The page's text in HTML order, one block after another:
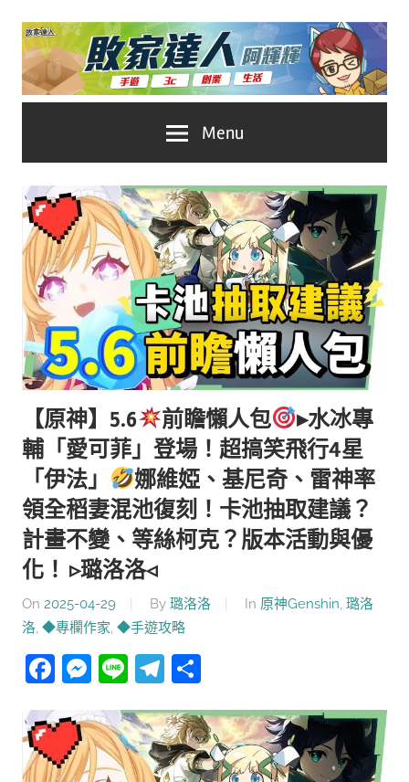
Skip
content
家
達
人
推
薦
No.1
遊
戲
科
技
自
媒
體。
Menu
【原神】5.6 前瞻懶人包
▸水冰專
輔「愛可菲」登場！超搞笑飛行4星
「伊法」
娜維婭、基尼奇、雷神率
領全稻妻混池復刻！卡池抽取建議？
計畫不變、等絲柯克？版本活動與優
化！ ▹璐洛洛◃
On 2025-04-29 By 璐洛洛 In 原神Genshin, 璐洛
洛, ◆專欄作家, ◆手遊攻略
Facebook
Messenger
LineTelegram